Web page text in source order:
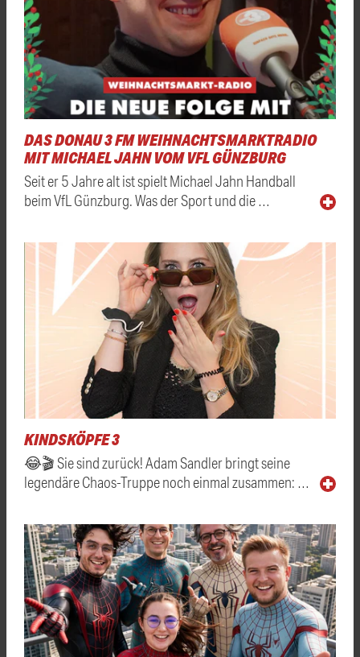
DAS DONAU 3 FM WEIHNACHTSMARKTRADIO
MIT MICHAEL JAHN VOM VFL GÜNZBURG
Seit er 5 Jahre alt ist spielt Michael Jahn Handball
beim VfL Günzburg. Was der Sport und die …
KINDSKÖPFE 3
😂🎬 Sie sind zurück! Adam Sandler bringt seine
legendäre Chaos-Truppe noch einmal zusammen: …